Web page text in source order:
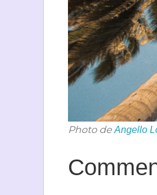
Photo deAngello